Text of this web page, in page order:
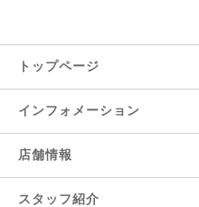
トップページ
インフォメーション
店舗情報
スタッフ紹介